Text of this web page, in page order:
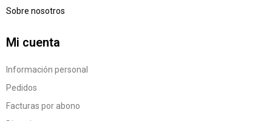
Sobre nosotros
Mi cuenta
Información personal
Pedidos
Facturas por abono